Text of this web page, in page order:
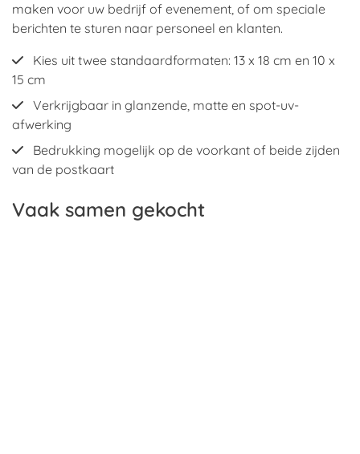
maken voor uw bedrijf of evenement, of om speciale
berichten te sturen naar personeel en klanten.
Kies uit twee standaardformaten: 13 x 18 cm en 10 x
15 cm
Verkrijgbaar in glanzende, matte en spot-uv-
afwerking
Bedrukking mogelijk op de voorkant of beide zijden
van de postkaart
Vaak samen gekocht